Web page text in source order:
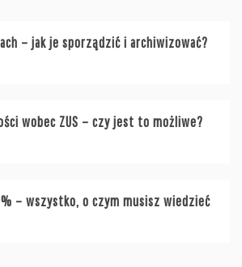
– jak je sporządzić i archiwizować?
wobec ZUS – czy jest to możliwe?
– wszystko, o czym musisz wiedzieć